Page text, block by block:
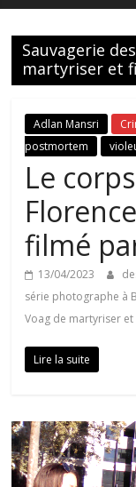
Sauvagerie
martyriser et
Adlan Mansri
postmortem
Le
filmé
13/04/2023
série photographe à
Voag de martyriser
Lire la suite
Lecteur
vidéo